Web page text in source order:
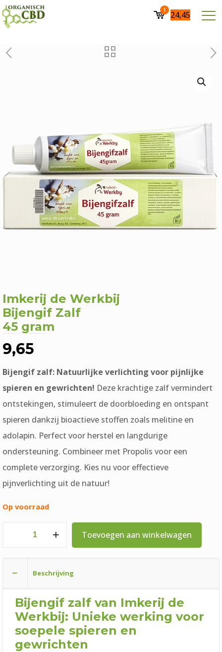
1 24,45
Imkerij de Werkbij
Bijengif Zalf
45 gram
9,65
Bijengif zalf: Natuurlijke verlichting voor pijnlijke
spieren en gewrichten! Deze krachtige zalf vermindert
ontstekingen, stimuleert de doorbloeding en ontspant
spieren dankzij bioactieve stoffen zoals melitine en
adolapin. Perfect voor herstel en langdurige
ondersteuning. Combineer met Propolis voor een
complete verzorging. Kies nu voor effectieve
pijnverlichting uit de natuur!
Op voorraad
Werkbij
Bijengif
aantal
Toevoegen aan winkelwagen
Beschrijving
Bijengif zalf van Imkerij de
Werkbij: Unieke werking voor
soepele spieren en
gewrichten